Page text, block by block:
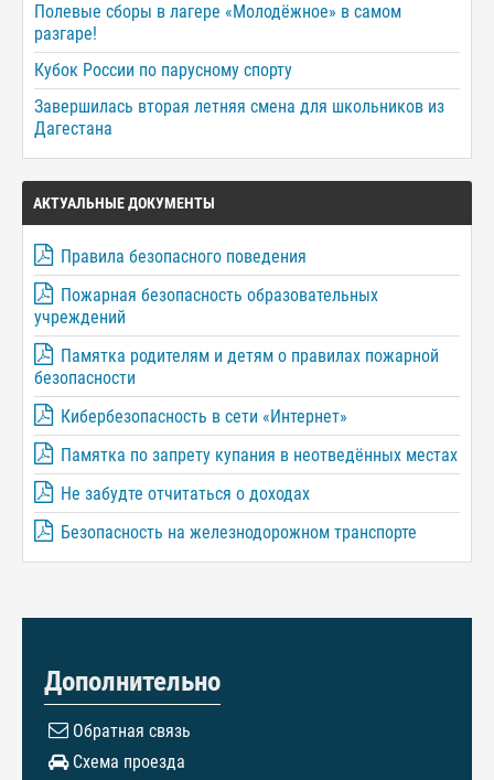
Полевые сборы в лагере «Молодёжное» в самом
разгаре!
Кубок России по парусному спорту
Завершилась вторая летняя смена для школьников из
Дагестана
АКТУАЛЬНЫЕ ДОКУМЕНТЫ
Правила безопасного поведения
Пожарная безопасность образовательных
учреждений
Памятка родителям и детям о правилах пожарной
безопасности
Кибербезопасность в сети «Интернет»
Памятка по запрету купания в неотведённых местах
Не забудте отчитаться о доходах
Безопасность на железнодорожном транспорте
Дополнительно
Обратная связь
Схема проезда